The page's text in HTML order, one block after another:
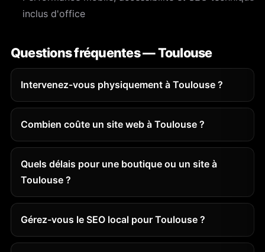
inclus d'office
Questions fréquentes — Toulouse
Intervenez-vous physiquement à Toulouse ?
Combien coûte un site web à Toulouse ?
Quels délais pour une boutique ou un site à
Toulouse ?
Gérez-vous le SEO local pour Toulouse ?